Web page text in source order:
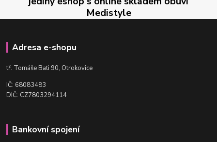
Medistyle
Adresa e-shopu
tř. Tomáše Bati 90, Otrokovice
IČ: 68083483
DIČ: CZ7803294114
Bankovní spojení